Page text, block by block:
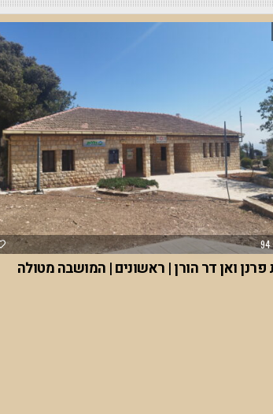
94
פרנן ואן דר הורן | ראשונים | המושבה מטולה